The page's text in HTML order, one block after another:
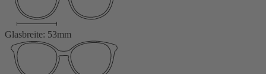
Glasbreite: 53mm